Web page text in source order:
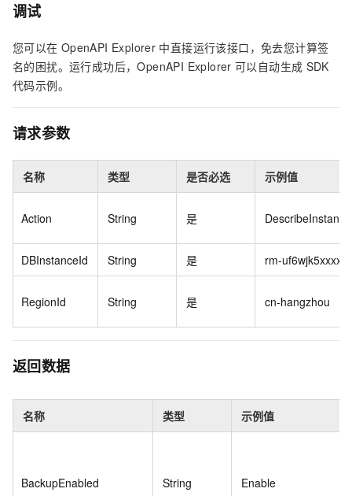
调试
您可以在 OpenAPI Explorer 中直接运行该接口，免去您计算签
名的困扰。运行成功后，OpenAPI Explorer 可以自动生成 SDK
代码示例。
请求参数
名称 类型 是否必选 示例值
Action String 是
DBInstanceId String 是 rm-
RegionId String 是 cn-hangzhou
返回数据
名称 类型 示例值
BackupEnabled String Enable